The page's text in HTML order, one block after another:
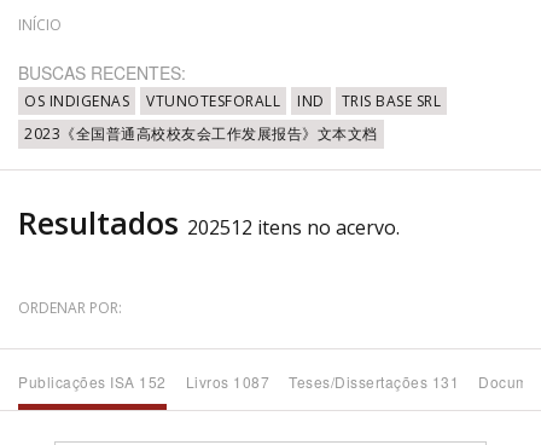
Data do Documento
Até
Tema
INÍCIO
BUSCAS RECENTES:
OS INDIGENAS VTUNOTESFORALL IND
TRIS BASE SRL
2023《全国普通高校校友会工作发展报告》文本文档
Resultados 202512 itens no acervo.
ORDENAR POR:
Publicações ISA 152 Livros 1087 Teses/Dissertações 131